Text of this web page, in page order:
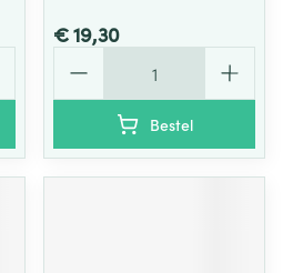
€ 19,30
Bestel